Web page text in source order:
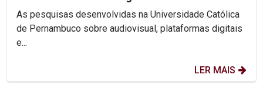
México
As pesquisas desenvolvidas na Universidade Católica
de Pernambuco sobre audiovisual, plataformas digitais
e...
LER MAIS